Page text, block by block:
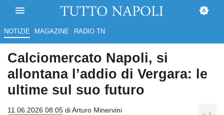
NOTIZIE MAGAZINE RADIO TN
Calciomercato Napoli, si
allontana l’addio di Vergara: le
ultime sul suo futuro
11.06.2026 08:05 diArturo Minervini